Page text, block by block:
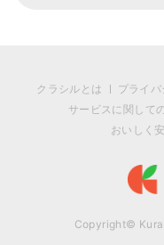
クラシルとは プライ
サービスに関して
おいしく
Copyright©